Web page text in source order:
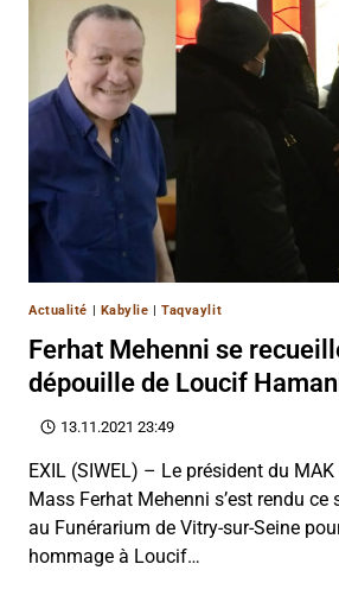
Actualité Kabylie |Taqvaylit
Ferhat Mehenni se
dépouille de Loucif
13.11.2021 23:49
EXIL (SIWEL) – Le président du MAK
Mass Ferhat Mehenni s’est rendu ce
au Funérarium de Vitry-sur-Seine
hommage à Loucif…